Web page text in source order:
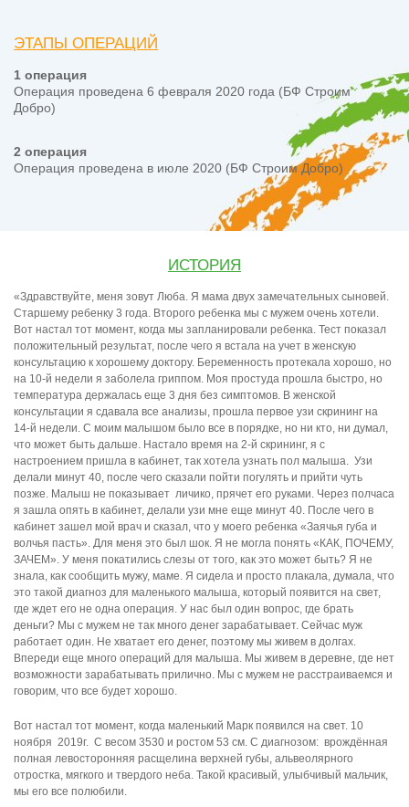
ЭТАПЫ ОПЕРАЦИЙ
1 операция
Операция проведена 6 февраля 2020 года (БФ Строим
Добро)
2 операция
Операция проведена в июле 2020 (БФ Строим Добро)
ИСТОРИЯ
«Здравствуйте, меня зовут Люба. Я мама двух замечательных сыновей.
Старшему ребенку 3 года. Второго ребенка мы с мужем очень хотели.
Вот настал тот момент, когда мы запланировали ребенка. Тест показал
положительный результат, после чего я встала на учет в женскую
консультацию к хорошему доктору. Беременность протекала хорошо, но
на 10-й недели я заболела гриппом. Моя простуда прошла быстро, но
температура держалась еще 3 дня без симптомов. В женской
консультации я сдавала все анализы, прошла первое узи скрининг на
14-й недели. С моим малышом было все в порядке, но ни кто, ни думал,
что может быть дальше. Настало время на 2-й скрининг, я с
настроением пришла в кабинет, так хотела узнать пол малыша. Узи
делали минут 40, после чего сказали пойти погулять и прийти чуть
позже. Малыш не показывает личико, прячет его руками. Через полчаса
я зашла опять в кабинет, делали узи мне еще минут 40. После чего в
кабинет зашел мой врач и сказал, что у моего ребенка «Заячья губа и
волчья пасть». Для меня это был шок. Я не могла понять «КАК, ПОЧЕМУ,
ЗАЧЕМ». У меня покатились слезы от того, как это может быть? Я не
знала, как сообщить мужу, маме. Я сидела и просто плакала, думала, что
это такой диагноз для маленького малыша, который появится на свет,
где ждет его не одна операция. У нас был один вопрос, где брать
деньги? Мы с мужем не так много денег зарабатывает. Сейчас муж
работает один. Не хватает его денег, поэтому мы живем в долгах.
Впереди еще много операций для малыша. Мы живем в деревне, где нет
возможности зарабатывать прилично. Мы с мужем не расстраиваемся и
говорим, что все будет хорошо.
Вот настал тот момент, когда маленький Марк появился на свет. 10
ноября 2019г. С весом 3530 и ростом 53 см. С диагнозом: врождённая
полная левосторонняя расщелина верхней губы, альвеолярного
отростка, мягкого и твердого неба. Такой красивый, улыбчивый мальчик,
мы его все полюбили.